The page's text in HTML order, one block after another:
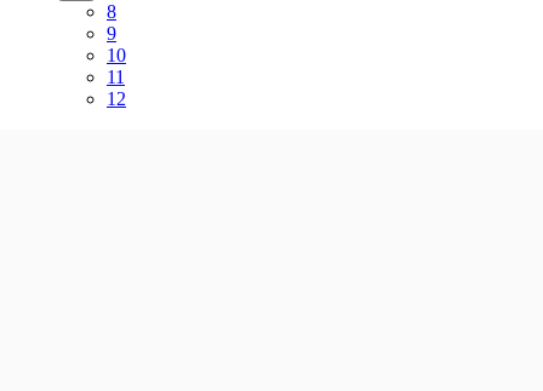
8
9
10
11
12